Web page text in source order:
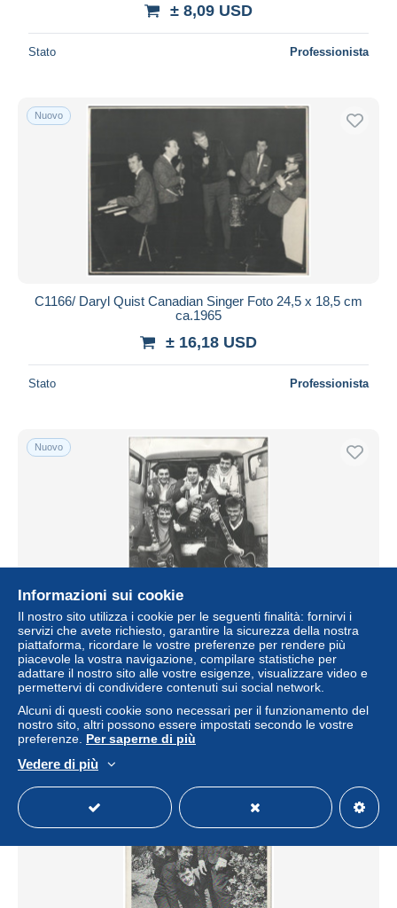
± 8,09 USD
Stato Professionista
Nuovo
C1166/ Daryl Quist Canadian Singer Foto 24,5 x 18,5 cm
ca.1965
± 16,18 USD
Stato Professionista
Nuovo
C1161/ The Ramblers UK Beat- Popgruppe Foto 25,5 x
20,5 cm 1966
± 20,81 USD
Stato Professionista
Informazioni sui cookie
Il nostro sito utilizza i cookie per le seguenti finalità: fornirvi i
servizi che avete richiesto, garantire la sicurezza della nostra
piattaforma, ricordare le vostre preferenze per rendere più
piacevole la vostra navigazione, compilare statistiche per
adattare il nostro sito alle vostre esigenze, visualizzare video e
permettervi di condividere contenuti sui social network.
Alcuni di questi cookie sono necessari per il funzionamento del
nostro sito, altri possono essere impostati secondo le vostre
preferenze. Per saperne di più
Vedere di più